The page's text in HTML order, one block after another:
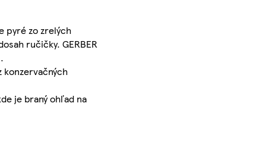
pyré zo zrelých
ručičky. GERBER
konzervačných
je braný ohľad na